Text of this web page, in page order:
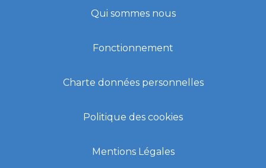
Qui sommes nous
Fonctionnement
Charte données personnelles
Politique des cookies
Mentions Légales